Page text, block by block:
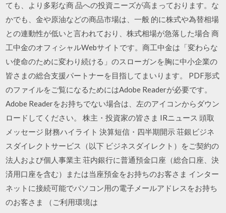
ても、より多彩な商 品への投資ニーズが高まっております。な
かでも、金や原油などの商品市場は、一般 的に株式や為替相場
との連動性が低いと言われており、株式相場が急落した場合 商
工中金のオフィシャルWebサイトです。商工中金は「変わらな
い使命のために変わり続ける」のスローガンを胸に中小企業の
皆さまの総合支援パートナーを目指してまいります。 PDF形式
のファイルをご覧になるためにはAdobe Readerが必要です。
Adobe Readerをお持ちでない場合は、左のアイコンからダウン
ロードしてください。 株主・投資家の皆さま IRニュース 頭取
メッセージ 財務ハイライト 決算短信・四半期開示 荘銀ビジネ
スダイレクトサービス（以下 ビジネスダイレクト）をご契約の
法人および個人事業主 荘内銀行に普通預金口座（総合口座、決
済用口座を含む）または当座預金をお持ちのお客さま インター
ネットに接続可能でパソコン用の電子メールアドレスをお持ち
のお客さま （ご利用環境は